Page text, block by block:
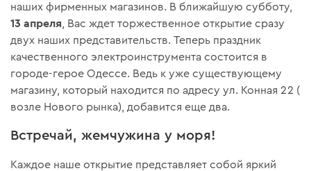
наших фирменных магазинов. В ближайшую субботу,
13 апреля , Вас ждет торжественное открытие сразу
двух наших представительств. Теперь праздник
качественного электроинструмента состоится в
городе-герое Одессе. Ведь к уже существующему
магазину, который находится по адресу ул. Конная 22 (
возле Нового рынка), добавится еще два.
Встречай, жемчужина у моря!
Каждое наше открытие представляет собой яркий